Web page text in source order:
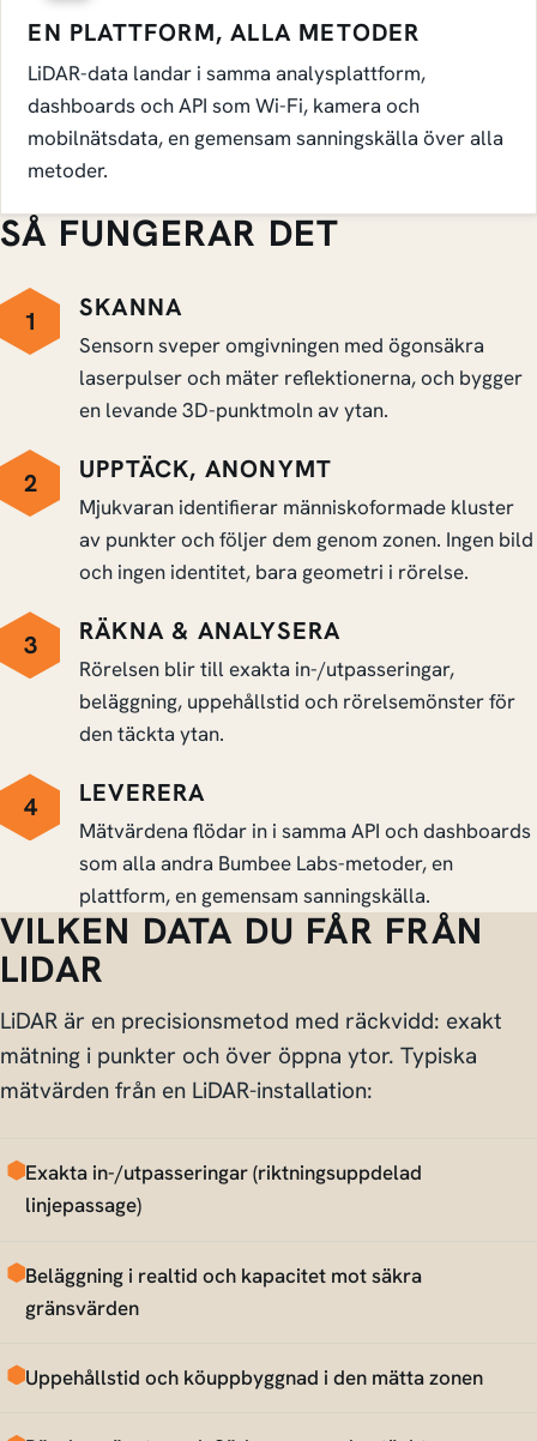
EN PLATTFORM, ALLA METODER
LiDAR-data landar i samma analysplattform,
dashboards och API som Wi-Fi, kamera och
mobilnätsdata, en gemensam sanningskälla över alla
metoder.
SÅ FUNGERAR DET
1 SKANNA
Sensorn sveper omgivningen med ögonsäkra
laserpulser och mäter reflektionerna, och bygger
en levande 3D-punktmoln av ytan.
2 UPPTÄCK, ANONYMT
Mjukvaran identifierar människoformade kluster
av punkter och följer dem genom zonen. Ingen bild
och ingen identitet, bara geometri i rörelse.
3 RÄKNA & ANALYSERA
Rörelsen blir till exakta in-/utpasseringar,
beläggning, uppehållstid och rörelsemönster för
den täckta ytan.
4 LEVERERA
Mätvärdena flödar in i samma API och dashboards
som alla andra Bumbee Labs-metoder, en
plattform, en gemensam sanningskälla.
VILKEN DATA DU FÅR FRÅN
LIDAR
LiDAR är en precisionsmetod med räckvidd: exakt
mätning i punkter och över öppna ytor. Typiska
mätvärden från en LiDAR-installation:
Exakta in-/utpasseringar (riktningsuppdelad
linjepassage)
Beläggning i realtid och kapacitet mot säkra
gränsvärden
Uppehållstid och köuppbyggnad i den mätta zonen